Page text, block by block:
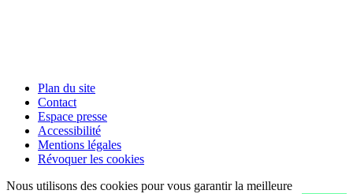
Plan du site
Contact
Espace presse
Accessibilité
Mentions légales
Révoquer les cookies
Nous utilisons des cookies pour vous garantir la meilleure